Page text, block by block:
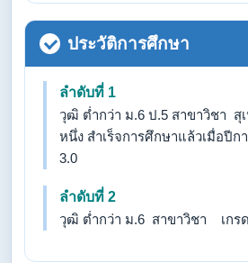
ประวัติการศึกษา
ลำดับที่ 1
วุฒิ ต่ำกว่า ม.6 ป.5 สาขาวิชา สุ
หนึ่ง สำเร็จการศึกษาแล้วเมื่อปี
3.0
ลำดับที่ 2
วุฒิ ต่ำกว่า ม.6 สาขาวิชา เกรด